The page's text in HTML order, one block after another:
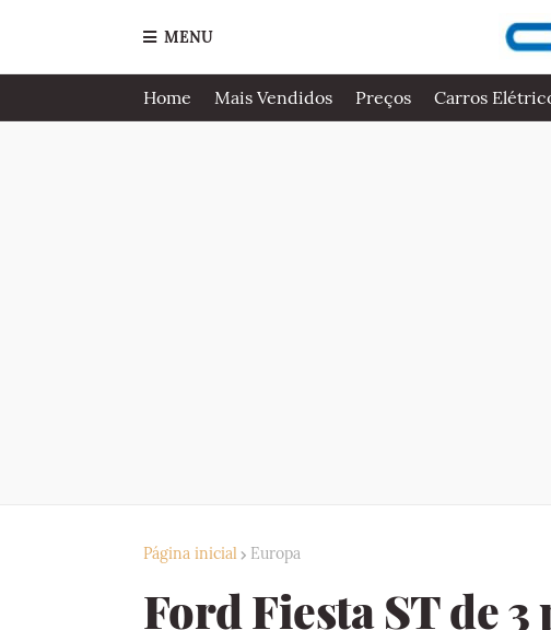
MENU
Home Mais Vendidos Preços Carros
Página inicial Europa
Ford Fiesta ST de